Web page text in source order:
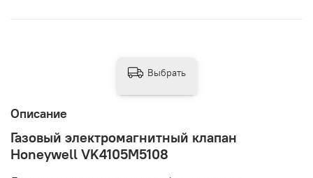
Описание
Газовый электромагнитный клапан
Honeywell VK4105M5108
Выбрать